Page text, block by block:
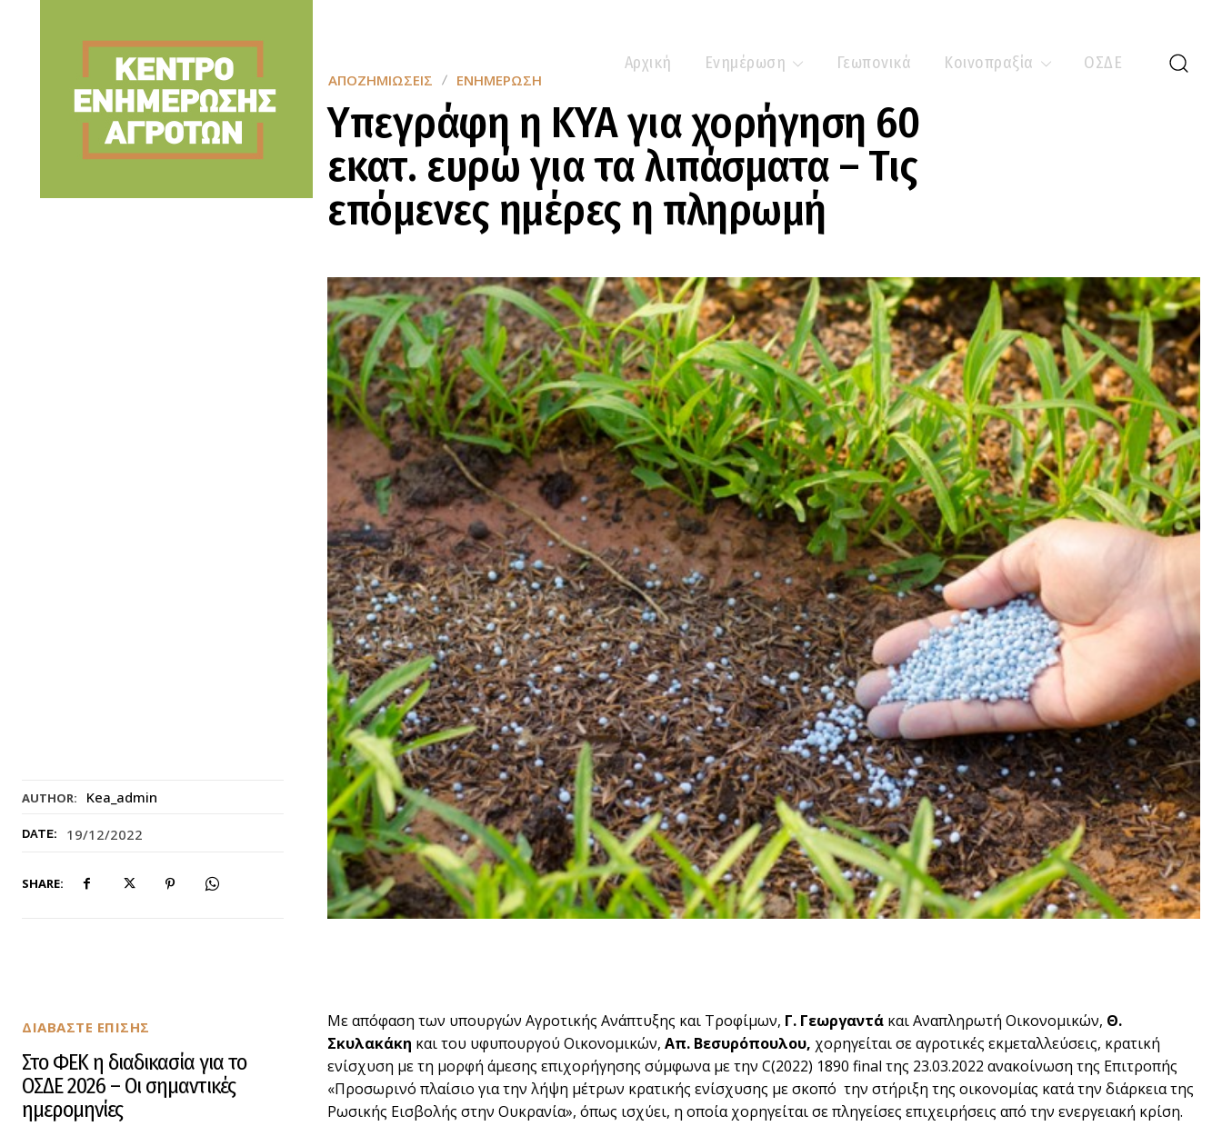
Αρχική Ενημέρωση Γεωπονικά Κοινοπραξία ΟΣΔΕ
AUTHOR: Kea_admin
DATE: 19/12/2022
SHARE:
ΑΠΟΖΗΜΙΏΣΕΙΣ ΕΝΗΜΈΡΩΣΗ
Υπεγράφη η ΚΥΑ για χορήγηση 60
εκατ. ευρώ για τα λιπάσματα – Τις
επόμενες ημέρες η πληρωμή
ΔΙΑΒΑΣΤΕ ΕΠΙΣΗΣ
Στο ΦΕΚ η διαδικασία για το
ΟΣΔΕ 2026 – Οι σημαντικές
ημερομηνίες
Με απόφαση των υπουργών Αγροτικής Ανάπτυξης και Τροφίμων, Γ. Γεωργαντά και Αναπληρωτή Οικονομικών, Θ.
Σκυλακάκη και του υφυπουργού Οικονομικών, Απ. Βεσυρόπουλου, χορηγείται σε αγροτικές εκμεταλλεύσεις, κρατική
ενίσχυση με τη μορφή άμεσης επιχορήγησης σύμφωνα με την C(2022) 1890 final της 23.03.2022 ανακοίνωση της Επιτροπής
«Προσωρινό πλαίσιο για την λήψη μέτρων κρατικής ενίσχυσης με σκοπό την στήριξη της οικονομίας κατά την διάρκεια της
Ρωσικής Εισβολής στην Ουκρανία», όπως ισχύει, η οποία χορηγείται σε πληγείσες επιχειρήσεις από την ενεργειακή κρίση.